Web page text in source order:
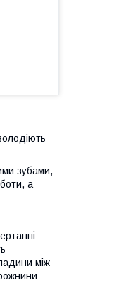
зубами,
а
між